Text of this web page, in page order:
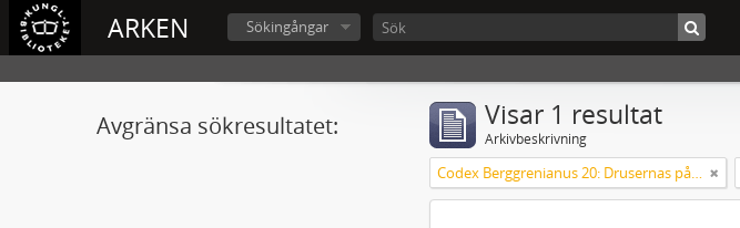
ARKEN Sökingångar
Avgränsa sökresultatet: Visar 1 resultat
Arkivbeskrivning
Codex Berggrenianus 20: Drusernas på Libanon heliga bok